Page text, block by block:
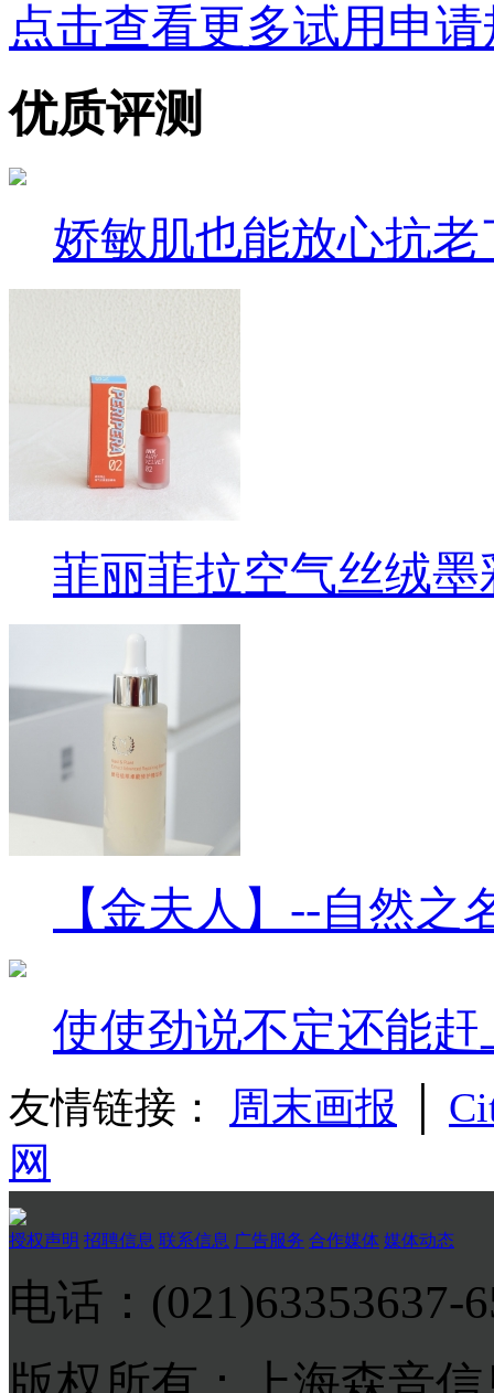
点击查看更多试用申
优质评测
娇敏肌也能放心抗老
菲丽菲拉空气丝绒
【金夫人】--自然之
使使劲说不定还能
友情链接： 周末画报
网
授权声明 招聘信息 联系信息 广告服务 合作媒体 媒体动态
电话：(021)63353637-